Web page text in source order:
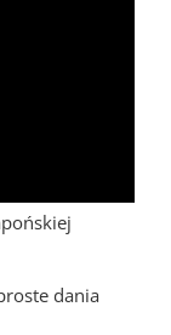
dania